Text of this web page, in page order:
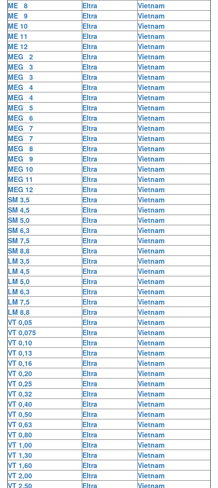
ME 8 Eltra
Vietnam
ME 9
Eltra
Vietnam
ME 10
Eltra
Vietnam
ME 11
Eltra
Vietnam
ME 12
Eltra
Vietnam
MEG 2
Eltra
Vietnam
MEG 3
Eltra
Vietnam
MEG 3
Eltra
Vietnam
MEG 4
Eltra
Vietnam
MEG 4
Eltra
Vietnam
MEG 5
Eltra
Vietnam
MEG 6
Eltra
Vietnam
MEG 7
Eltra
Vietnam
MEG 7
Eltra
Vietnam
MEG 8
Eltra
Vietnam
MEG 9
Eltra
Vietnam
MEG 10
Eltra
Vietnam
MEG 11
Eltra
Vietnam
MEG 12
Eltra
Vietnam
SM 3,5
Eltra
Vietnam
SM 4,5
Eltra
Vietnam
SM 5,0
Eltra
Vietnam
SM 6,3
Eltra
Vietnam
SM 7,5
Eltra
Vietnam
SM 8,8
Eltra
Vietnam
LM 3,5
Eltra
Vietnam
LM 4,5
Eltra
Vietnam
LM 5,0
Eltra
Vietnam
LM 6,3
Eltra
Vietnam
LM 7,5
Eltra
Vietnam
LM 8,8
Eltra
Vietnam
VT 0,05
Eltra
Vietnam
VT 0,075
Eltra
Vietnam
VT 0,10
Eltra
Vietnam
VT 0,13
Eltra
Vietnam
VT 0,16
Eltra
Vietnam
VT 0,20
Eltra
Vietnam
VT 0,25
Eltra
Vietnam
VT 0,32
Eltra
Vietnam
VT 0,40
Eltra
Vietnam
VT 0,50
Eltra
Vietnam
VT 0,63
Eltra
Vietnam
VT 0,80
Eltra
Vietnam
VT 1,00
Eltra
Vietnam
VT 1,30
Eltra
Vietnam
VT 1,60
Eltra
Vietnam
VT 2,00
Eltra
Vietnam
VT 2,50
Eltra
Vietnam